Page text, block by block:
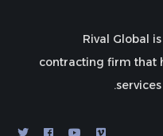
Rival Global
contracting firm that